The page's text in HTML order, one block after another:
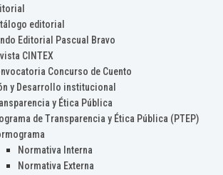
editorial
Editorial Pascual Bravo
CINTEX
Concurso de Cuento
y Desarrollo institucional
y Ética Pública
de Transparencia y Ética Pública (PTEP)
Normativa Interna
Normativa Externa